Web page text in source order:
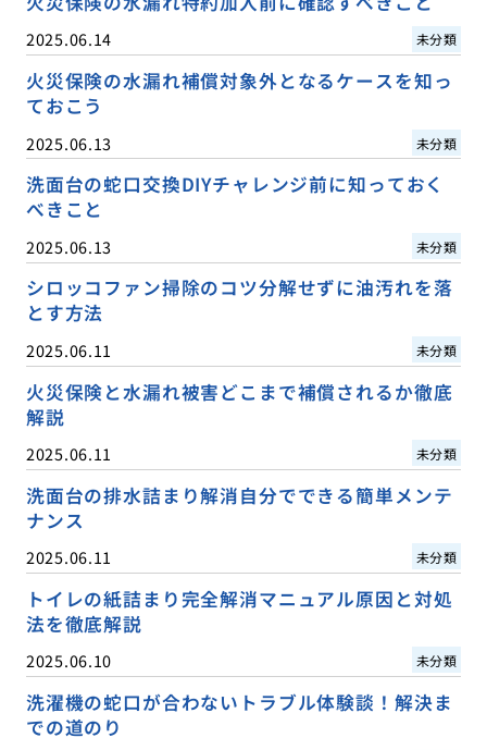
2025.06.14 未分類
火災保険の水漏れ補償対象外となるケースを知っ
ておこう
2025.06.13 未分類
洗面台の蛇口交換DIYチャレンジ前に知っておく
べきこと
2025.06.13 未分類
シロッコファン掃除のコツ分解せずに油汚れを落
とす方法
2025.06.11 未分類
火災保険と水漏れ被害どこまで補償されるか徹底
解説
2025.06.11 未分類
洗面台の排水詰まり解消自分でできる簡単メンテ
ナンス
2025.06.11 未分類
トイレの紙詰まり完全解消マニュアル原因と対処
法を徹底解説
2025.06.10 未分類
洗濯機の蛇口が合わないトラブル体験談！解決ま
での道のり